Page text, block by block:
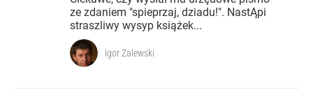
ze zdaniem "spieprzaj, dziadu!". NastĄpi
straszliwy wysyp książek...
Igor Zalewski